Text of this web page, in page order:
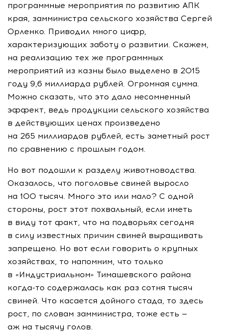
программные мероприятия по развитию АПК
края, замминистра сельского хозяйства Сергей
Орленко. Приводил много цифр,
характеризующих заботу о развитии. Скажем,
на реализацию тех же программных
мероприятий из казны было выделено в 2015
году 9,6 миллиарда рублей. Огромная сумма.
Можно сказать, что это дало несомненный
эффект, ведь продукции сельского хозяйства
в действующих ценах произведено
на 265 миллиардов рублей, есть заметный рост
по сравнению с прошлым годом.
Но вот подошли к разделу животноводства.
Оказалось, что поголовье свиней выросло
на 100 тысяч. Много это или мало? С одной
стороны, рост этот похвальный, если иметь
в виду тот факт, что на подворьях сегодня
в силу известных причин свиней выращивать
запрещено. Но вот если говорить о крупных
хозяйствах, то напомним, что только
в «Индустриальном» Тимашевского района
когда-то содержалась как раз сотня тысяч
свиней. Что касается дойного стада, то здесь
рост, по словам замминистра, тоже есть —
аж на тысячу голов.